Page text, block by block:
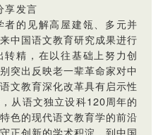
享发言
的见解高屋建瓴、多元并
中国语文教育研究成果进行
精，在以往基础上努力创
突出反映老一辈革命家对中
文教育深化改革具有启示性
从语文独立设科120周年的
色的现代语文教育学的前沿
正创新的学术积淀，到中国